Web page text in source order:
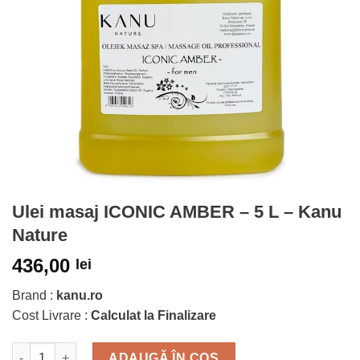
Ulei masaj ICONIC AMBER – 5 L – Kanu
Nature
436,00 lei
Brand : kanu.ro
Cost Livrare : Calculat la Finalizare
Cantitate